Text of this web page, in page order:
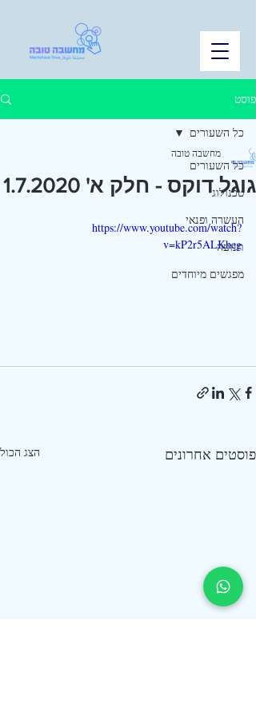
פוסט
כל השעורים
טכנולוגי
העשרה ופנאי
תנועה
מפגשים מיוחדים
כל השעורים
גוגל דוקס - חלק א' 1.7.2020
מחשבה טובה
https://www.youtube.com/watch?
v=kP2r5ALKheg
פוסטים אחרונים הצג הכול